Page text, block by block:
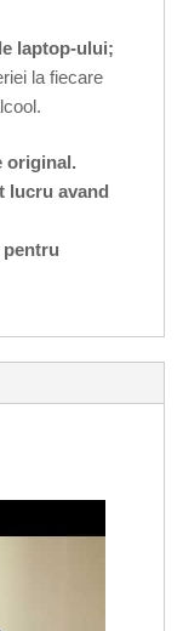
laptop-ului;
la fiecare
original.
lucru avand
pentru